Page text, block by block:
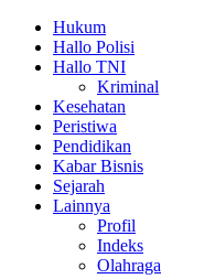
Hukum
Hallo Polisi
Hallo TNI
Kriminal
Kesehatan
Peristiwa
Pendidikan
Kabar Bisnis
Sejarah
Lainnya
Profil
Indeks
Olahraga